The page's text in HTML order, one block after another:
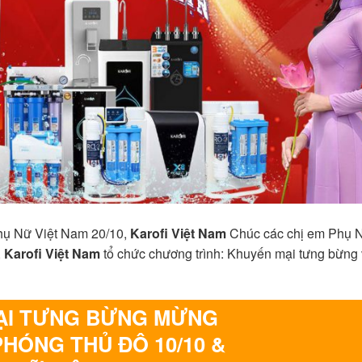
Nữ Việt Nam 20/10, Karofi Việt NamChúc các chị em Phụ
Karofi Việt Namtổ chức chương trình: Khuyến mại tưng
TƯNG BỪNG MỪNG
THỦ ĐÔ 10/10 &